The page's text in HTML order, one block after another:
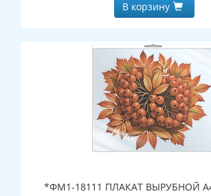
В корзину
*ФМ1-18111 ПЛАКАТ ВЫРУБНОЙ